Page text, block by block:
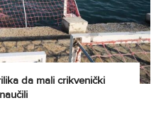
da mali crikvenički